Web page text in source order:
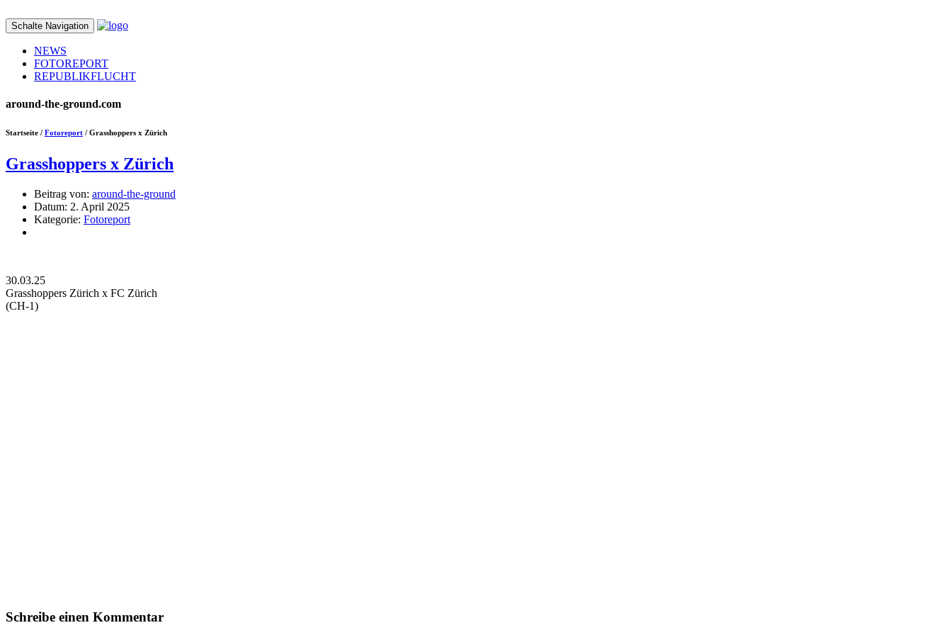
Schalte Navigation
NEWS
FOTOREPORT
REPUBLIKFLUCHT
around-the-ground.com
Startseite / Fotoreport / Grasshoppers x Zürich
Grasshoppers x Zürich
Beitrag von: around-the-ground
Datum: 2. April 2025
Kategorie: Fotoreport
30.03.25
Grasshoppers Zürich x FC Zürich
(CH-1)
Schreibe einen Kommentar